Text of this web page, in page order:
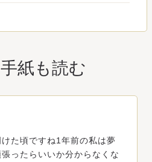
紙も読む
た頃ですね1年前の私は夢
ったらいいか分からなくな